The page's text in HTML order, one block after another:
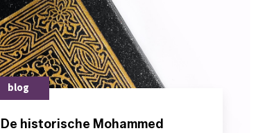
blog
De historische Mohammed